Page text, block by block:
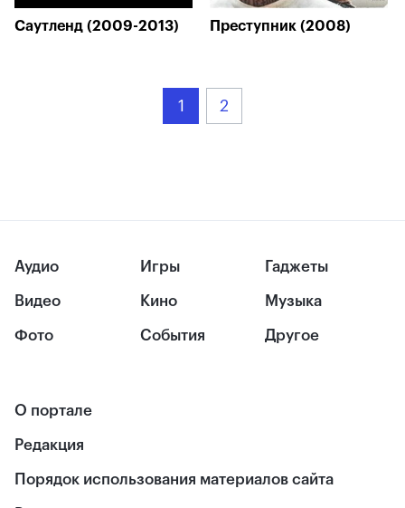
Саутленд (2009-2013) Преступник (2008)
1 2
Аудио
Видео
Фото
Игры
Кино
События
Гаджеты
Музыка
Другое
О портале
Редакция
Порядок использования материалов сайта